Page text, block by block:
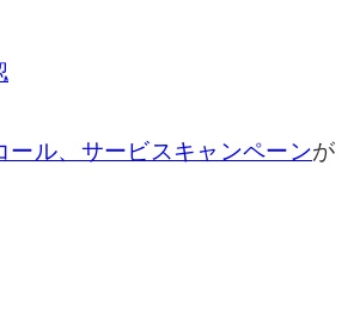
ール、サービスキャンペーンが